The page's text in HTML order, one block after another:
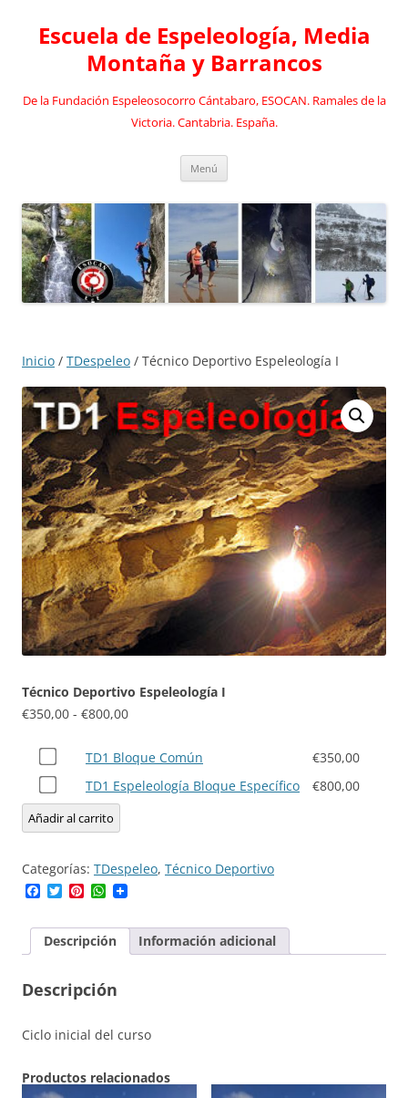
contenido
Escuela de Espeleología, Media
Montaña y Barrancos
De la Fundación Espeleosocorro Cántabaro, ESOCAN. Ramales de la
Victoria. Cantabria. España.
Menú
Inicio / TDespeleo / Técnico Deportivo Espeleología I
Técnico Deportivo Espeleología I
€350,00 - €800,00Rango
precios:
desde
Compra
uno
de
TD1
Común
por
TD1 Bloque Común €350,00
Compra
uno
de
Espeleología
Bloque
por
TD1 Espeleología Bloque Específico €800,00
Añadir al carrito
Categorías: TDespeleo, Técnico Deportivo
Facebook
TwitterPinterestWhatsApp
Descripción Información adicional
Descripción
Ciclo inicial del curso
Productos relacionados